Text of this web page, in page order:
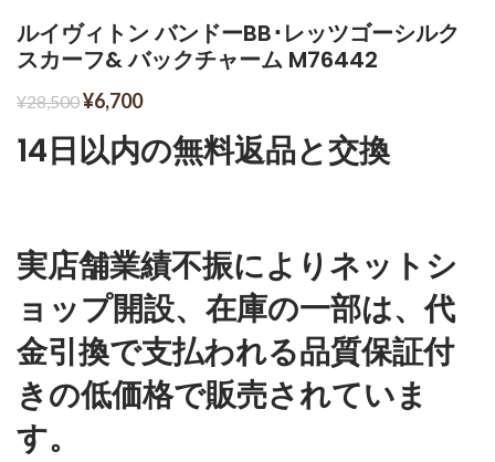
ルイヴィトン バンドーBB･レッツゴーシルク
スカーフ& バックチャーム M76442
¥28,500¥6,700
14日以内の無料返品と交換
実店舗業績不振によりネットシ
ョップ開設、在庫の一部は、代
金引換で支払われる品質保証付
きの低価格で販売されていま
す。